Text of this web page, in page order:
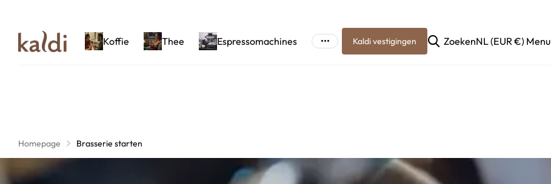
Koffie Thee Espressomachines Kaldi vestigingen ZoekenNL (EUR €) Menu
Homepage Brasserie starten